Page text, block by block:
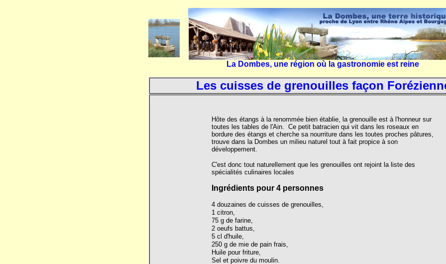
La Dombes, une région où la gastronomie est reine
Les cuisses de grenouilles façon
Hôte des étangs à la renommée bien établie, la grenouille est à l'honneur sur
toutes les tables de l'Ain. Ce petit batracien qui vit dans les roseaux en
bordure des étangs et cherche sa nourriture dans les toutes proches pâtures,
trouve dans la Dombes un milieu naturel tout à fait propice à son
développement.
C'est donc tout naturellement que les grenouilles ont rejoint la liste des
spécialités culinaires locales
Ingrédients pour 4 personnes
4 douzaines de cuisses de grenouilles,
1 citron,
75 g de farine,
2 oeufs battus,
5 cl d'huile,
250 g de mie de pain frais,
Huile pour friture,
Sel et poivre du moulin.